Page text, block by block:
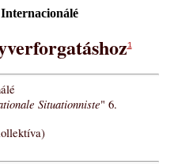
1
Situationniste" 6.